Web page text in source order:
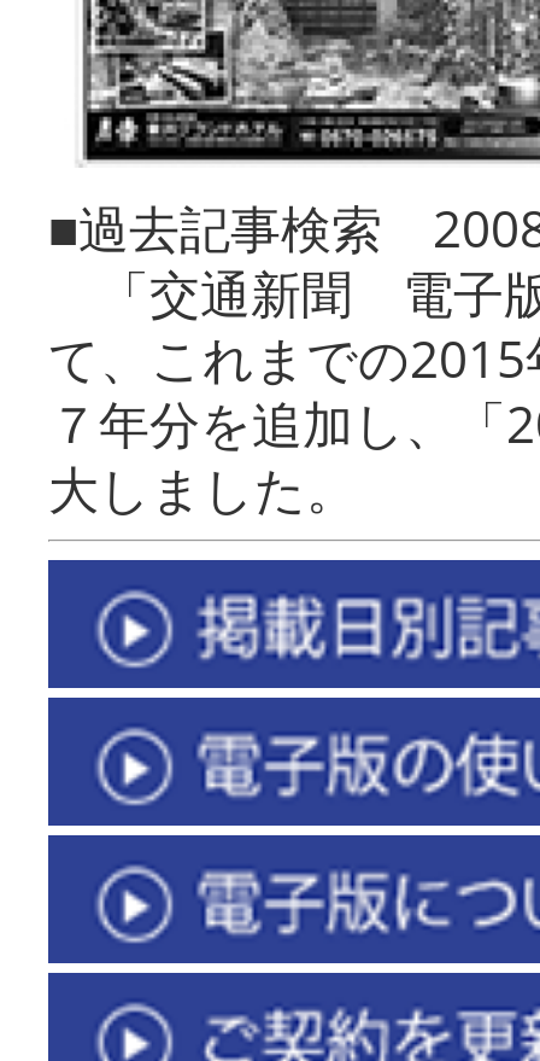
■過去記事検索
「交通新聞 電子
て、これまでの
７年分を追加し、「
大しまし